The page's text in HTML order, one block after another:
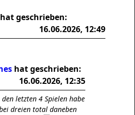
hat geschrieben:
16.06.2026, 12:49
hat geschrieben:
16.06.2026, 12:35
den letzten 4 Spielen habe
dreien total daneben